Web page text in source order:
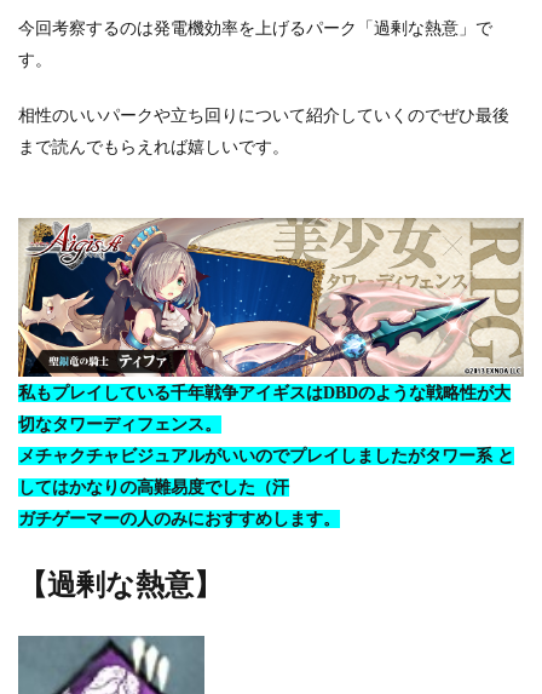
今回考察するのは発電機効率を上げるパーク「過剰な熱意」で
す。
相性のいいパークや立ち回りについて紹介していくのでぜひ最後
まで読んでもらえれば嬉しいです。
私もプレイしている千年戦争アイギスはDBDのような戦略性が大
切なタワーディフェンス。
メチャクチャビジュアルがいいのでプレイしましたがタワー系 と
してはかなりの高難易度でした（汗
ガチゲーマーの人のみにおすすめします。
【過剰な熱意】